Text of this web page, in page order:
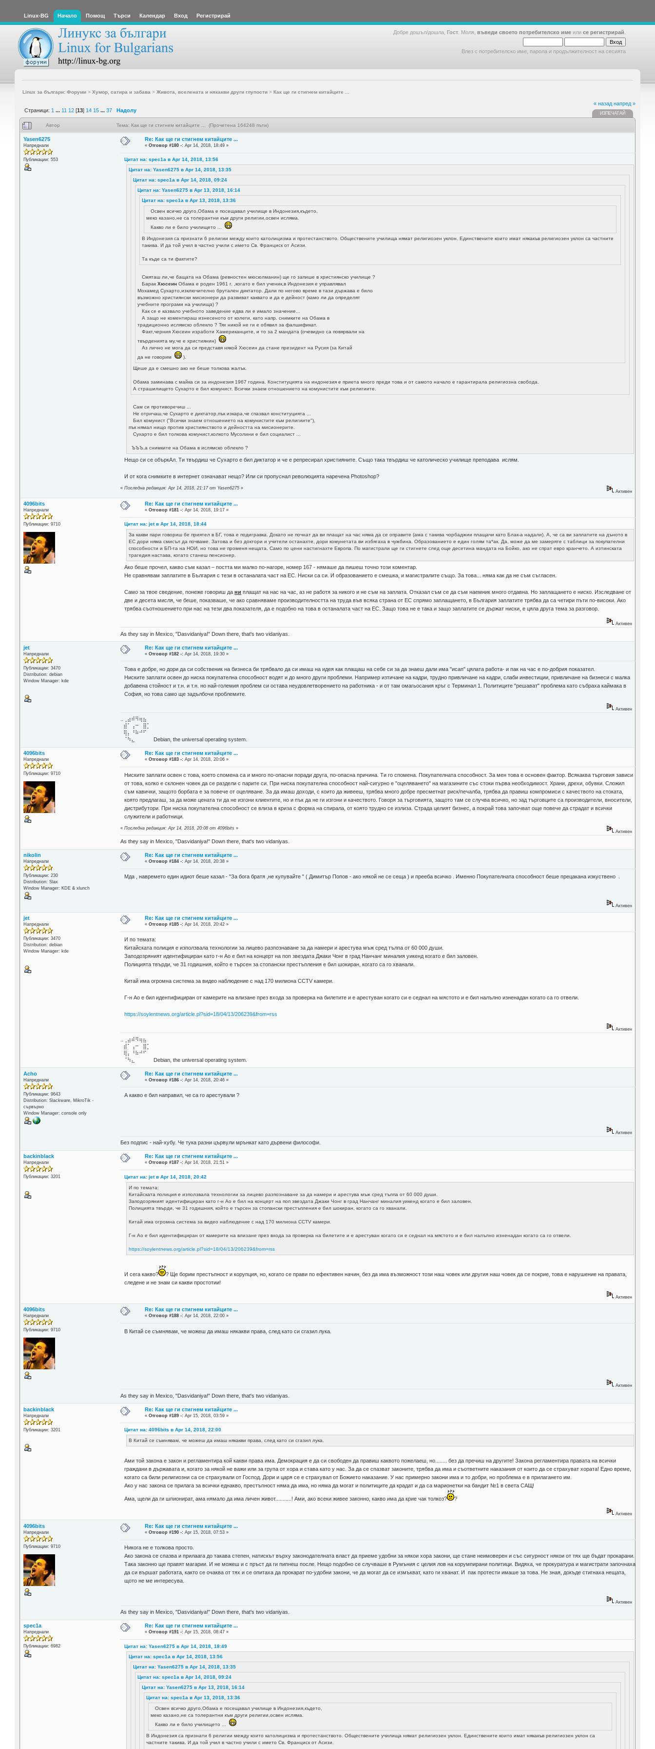
Linux-BG Начало Помощ Търси Календар Вход Регистрирай
Добре дошъл/дошла, Гост . Моля, въведи своето потребителско име или се регистрирай
Влез с потребителско име, парола и продължителност на сесията
Linux за българи: Форуми> Хумор, сатира и забава > Живота, вселената и някакви други глупости> Как ще ги стигнем китайците ...
Страници: 1 ... 11 12 [13] 14 15 ... 37 Надолу
« назад напред »
ИЗПЕЧАТАЙ
Автор Тема: Как ще ги стигнем китайците ... (Прочетена 164248 пъти)
Yasen6275
Напреднали
Публикации: 553
Re: Как ще ги стигнем китайците ...
«Отговор #180 -: Apr 14, 2018, 18:49 »
Цитат на: spec1a в Apr 14, 2018, 13:56
Цитат на: Yasen6275 в Apr 14, 2018, 13:35
Цитат на: spec1a в Apr 14, 2018, 09:24
Цитат на: Yasen6275 в Apr 13, 2018, 16:14
Цитат на: spec1a в Apr 13, 2018, 13:36
Освен всичко друго,Обама е посещавал училище в Индонезия,където,
меко казано,не са толерантни към други религии,освен исляма.
Какво ли е било училището ...
В Индонезия са признати 6 религии между които католицизма и протестанството. Обществените училища нямат религиозен уклон. Единствените които имат някакъв религиозен уклон са частните
такива. И да той учил в частно учили с името Св. Франциск от Асизи.
Та къде са ти фактите?
Смяташ ли,че бащата на Обама (ревностен мюсюлманин) ще го запише в християнско училище ?
БаракХюсеин Обама е роден 1961 г. ,когато е бил ученик,в Индонезия е управлявал
Мохамед Сухарто,изключително брутален диктатор. Дали по негово време в тази държава е било
възможно християнски мисионери да развиват каквато и да е дейност (камо ли да определят
учебните програми на училища) ?
Как се е казвало учебното заведение едва ли е имало значение...
А защо не коментираш изнесеното от колеги, като напр. снимките на Обама в
традиционно ислямско облекло ? Тях никой не ги е обявил за фалшификат.
Факт,черния Хюсеин изработи Хамериканците, и то за 2 мандата (очевидно са повярвали на
твърденията му,че е християнин)
Аз лично не мога да си представя някой Хюсеин да стане президент на Русия (за Китай
да не говорим
).
Щеше да е смешно ако не беше толкова жалък.
Обама заминава с майка си за индонезия 1967 година. Конституцията на индонезия e приета много преди това и от самото начало е гарантирала религиозна свобода.
А страшилището Сухарто е бил комунист. Всички знаем отношението на комунистите към религиите.
Сам си противоречиш ...
Не отричаш,че Сухарто е диктатор,пък изкара,че спазвал конституцията ...
Бил комунист ("Всички знаем отношението на комунистите към религиите"),
пък нямал нищо против християнството и дейността на мисионерите.
Сухарто е бил толкова комунист,колкото Мусолини е бил социалист ...
ЪЪЪ,а снимките на Обама в ислямско облекло ?
Нещо си се объркАл. Ти твърдиш че Сухарто е бил диктатор и че е репресирал християните. Също така твърдиш че католическо училище преподава ислям.
И от кога снимките в интернет означават нещо? Или си пропуснал революцията наречена Photoshop?
«Последна редакция: Apr 14, 2018, 21:17 от Yasen6275 »
Активен
4096bits
Напреднали
Публикации: 9710
Re: Как ще ги стигнем китайците ...
«Отговор #181 -: Apr 14, 2018, 19:17 »
Цитат на: jet в Apr 14, 2018, 18:44
За какви пари говориш бе приятел в БГ, това е подигравка. Докато не почнат да ви плащат на час няма да се оправите (ама с такива чорбаджии плащачи като Блак-а надали). А, че са ви заплатите на дъното в
ЕС дори няма смисъл да почваме. Затова и без доктори и учители останахте, дори комунетата ви избягаха в чужбина. Образованието е един голям та*ак. Да, може да ме замеряте с таблици за покупателни
способности и БП-та на НОИ, но това не променя нещата. Само по цени настигнахте Европа. По магистрали ще ги стигнете след още десетина мандата на Бойко, ако не спрат евро кранчето. А изтинската
трагедия настава, когато станеш пенсионер.
Ако беше прочел, какво съм казал – постта ми малко по-нагоре, номер 167 - нямаше да пишеш точно този коментар.
Не сравнявам заплатите в България с тези в останалата част на ЕС. Ниски са си. И образованието е смешка, и магистралите също. За това... няма как да не съм съгласен.
Само за твое сведение, понеже говориш дани плащат на нас на час, аз не работя за никого и не съм на заплата. Отказал съм се да съм наемник много отдавна. Но заплащането е ниско. Изследване от
две и десета мисля, че беше, показваше, че ако сравняваме производителността на труда във всяка страна от ЕС спрямо заплащането, в България заплатите трябва да са четири пъти по-високи. Ако
трябва съотношението при нас на тези два показателя, да е подобно на това в останалата част на ЕС. Защо това не е така и защо заплатите се държат ниски, е цяла друга тема за разговор.
Активен
As they say in Mexico, "Dasvidaniya!" Down there, that's two vidaniyas.
jet
Напреднали
Публикации: 3470
Distribution: debian
Window Manager: kde
Re: Как ще ги стигнем китайците ...
«Отговор #182 -: Apr 14, 2018, 19:30 »
Това е добре, но дори да си собственик на бизнеса би трябвало да си имаш на идея как плащаш на себе си за да знаеш дали има "исап" цялата работа- и пак на час е по-добрия показател.
Ниските заплати освен до ниска покупателна способност водят и до много други проблеми. Например изтичане на кадри, трудно привличане на кадри, слаби инвестиции, привличане на бизнеси с малка
добавена стойност и т.н. и т.н. но най-големия проблем си остава неудовлетворението на работника - и от там омагьосания кръг с Терминал 1. Политиците "решават" проблема като събраха каймака в
София, но това само ще задълбочи проблемите.
Активен
..⢀⣴⠾⠻⢶⣦⠀
⣾⠁⢠⠒⠀⣿⡁
⢿⡄⠘⠷⠚⠋
⠈⠳⣄⠀⠀⠀⠀ Debian, the universal operating system.
4096bits
Напреднали
Публикации: 9710
Re: Как ще ги стигнем китайците ...
«Отговор #183 -: Apr 14, 2018, 20:06 »
Ниските заплати освен с това, което спомена са и много по-опасни поради друга, по-опасна причина. Ти го спомена. Покупателната способност. За мен това е основен фактор. Всякаква търговия зависи
от това, колко е склонен човек да се раздели с парите си. При ниска покупателна способност най-сигурно е "оцеляването" на магазините със стоки първа необходимост. Храни, дрехи, обувки. Сложил
съм кавички, защото борбата е за повече от оцеляване. За да имаш доходи, с които да живееш, трябва много добре пресметнат риск/печалба, трябва да правиш компромиси с качеството на стоката,
която предлагаш, за да може цената ти да не изгони клиентите, но и пък да не ги изгони и качеството. Говоря за търговията, защото там се случва всичко, но зад търговците са производители, вносители,
дистрибутори. При ниска покупателна способност се влиза в криза с форма на спирала, от която трудно се излиза. Страда целият бизнес, а покрай това започват още повече да страдат и всички
служители и работници.
«Последна редакция: Apr 14, 2018, 20:08 от 4096bits »
Активен
As they say in Mexico, "Dasvidaniya!" Down there, that's two vidaniyas.
nikolin
Напреднали
Публикации: 230
Distribution: Slax
Window Manager: KDE & xlunch
Re: Как ще ги стигнем китайците ...
«Отговор #184 -: Apr 14, 2018, 20:38 »
Мда , навремето един идиот беше казал - "За бога братя ,не купувайте " ( Димитър Попов - ако някой не се сеща ) и прееба всичко . Именно Покупателната способност беше прецакана изкуствено .
Активен
jet
Напреднали
Публикации: 3470
Distribution: debian
Window Manager: kde
Re: Как ще ги стигнем китайците ...
«Отговор #185 -: Apr 14, 2018, 20:42 »
И по темата:
Китайската полиция е използвала технологии за лицево разпознаване за да намери и арестува мъж сред тълпа от 60 000 души.
Заподозряният идентифициран като г-н Ао е бил на концерт на поп звездата Джаки Чонг в град Нанчанг миналия уикенд когато е бил заловен.
Полицията твърди, че 31 годишния, който е търсен за стопански престъпления е бил шокиран, когато са го хванали.
Китай има огромна система за видео наблюдение с над 170 милиона CCTV камери.
Г-н Ао е бил идентифициран от камерите на влизане през входа за проверка на билетите и е арестуван когато си е седнал на мястото и е бил налълно изненадан когато са го отвели.
https://soylentnews.org/article.pl?sid=18/04/13/206239&from=rss
Активен
..⢀⣴⠾⠻⢶⣦⠀
⣾⠁⢠⠒⠀⣿⡁
⢿⡄⠘⠷⠚⠋
⠈⠳⣄⠀⠀⠀⠀ Debian, the universal operating system.
Acho
Напреднали
Публикации: 9643
Distribution: Slackware, MikroTik -
сървърно
Window Manager: console only
Re: Как ще ги стигнем китайците ...
«Отговор #186 -: Apr 14, 2018, 20:46 »
А какво е бил направил, че са го арестували ?
Активен
Без подпис - най-хубу. Че тука разни цървули мрънкат като дървени философи.
backinblack
Напреднали
Публикации: 3201
Re: Как ще ги стигнем китайците ...
«Отговор #187 -: Apr 14, 2018, 21:51 »
Цитат на: jet в Apr 14, 2018, 20:42
И по темата:
Китайската полиция е използвала технологии за лицево разпознаване за да намери и арестува мъж сред тълпа от 60 000 души.
Заподозряният идентифициран като г-н Ао е бил на концерт на поп звездата Джаки Чонг в град Нанчанг миналия уикенд когато е бил заловен.
Полицията твърди, че 31 годишния, който е търсен за стопански престъпления е бил шокиран, когато са го хванали.
Китай има огромна система за видео наблюдение с над 170 милиона CCTV камери.
Г-н Ао е бил идентифициран от камерите на влизане през входа за проверка на билетите и е арестуван когато си е седнал на мястото и е бил налълно изненадан когато са го отвели.
https://soylentnews.org/article.pl?sid=18/04/13/206239&from=rss
И сега какво?
? Ще борим престъпност и корупция, но, когато се прави по ефективен начин, без да има възможност този наш човек или другия наш човек да се покрие, това е нарушение на правата,
следене и не знам си какви простотии!
Активен
4096bits
Напреднали
Публикации: 9710
Re: Как ще ги стигнем китайците ...
«Отговор #188 -: Apr 14, 2018, 22:00 »
В Китай се съмнявам, че можеш да имаш някакви права, след като си сгазил лука.
Активен
As they say in Mexico, "Dasvidaniya!" Down there, that's two vidaniyas.
backinblack
Напреднали
Публикации: 3201
Re: Как ще ги стигнем китайците ...
«Отговор #189 -: Apr 15, 2018, 03:59 »
Цитат на: 4096bits в Apr 14, 2018, 22:00
В Китай се съмнявам, че можеш да имаш някакви права, след като си сгазил лука.
Ами той закона е закон и регламентира кой какви права има. Демокрация е да си свободен да правиш каквото пожелаеш, но........ без да пречиш на другите! Закона регламентира правата на всички
граждани в държавата и, когато за някой не важи или за група от хора и става като у нас. За да се спазват законите, трябва да има и съответните наказания от които да се страхуват хората! Едно време,
когато са били религиозни са се страхували от Господ. Дори и царя се е страхувал от Божието наказание. У нас примерно закони има и то добри, но проблема е в прилагането им.
Ако у нас закона се прилага за всички еднакво, престъпност няма да има, но няма да могат и политиците да крадат и да са марионетки на бандит №1 в света САЩ!
Ама, щели да ги шпионират, ама нямало да има личен живот...........! Ами, ако всеки живее законно, какво има да крие чак толкоз? ?
Активен
4096bits
Напреднали
Публикации: 9710
Re: Как ще ги стигнем китайците ...
«Отговор #190 -: Apr 15, 2018, 07:53 »
Никога не е толкова просто.
Ако закона се спазва и прилаага до такава степен, натискът върху законодателната власт да приеме удобни за някои хора закони, ще стане неимоверен и със сигурност някои от тях ще бъдат прокарани.
Така законно ще правят магарии. И не можеш и с пръст да ги пипнеш после. Нещо подобно се случваше в Румъния с целия лов на корумпирани политици. Видяха, че прокуратура и магистрати започнаха
да си вършат работата, както се очаква от тях и се опитаха да прокарат по-удобни закони, че да могат да се измъкват, като ги хванат. И пак протести имаше за това. Не зная, докъде стигнаха нещата,
щото не ме интересува.
Активен
As they say in Mexico, "Dasvidaniya!" Down there, that's two vidaniyas.
spec1a
Напреднали
Публикации: 6982
Re: Как ще ги стигнем китайците ...
«Отговор #191 -: Apr 15, 2018, 08:47 »
Цитат на: Yasen6275 в Apr 14, 2018, 18:49
Цитат на: spec1a в Apr 14, 2018, 13:56
Цитат на: Yasen6275 в Apr 14, 2018, 13:35
Цитат на: spec1a в Apr 14, 2018, 09:24
Цитат на: Yasen6275 в Apr 13, 2018, 16:14
Цитат на: spec1a в Apr 13, 2018, 13:36
Освен всичко друго,Обама е посещавал училище в Индонезия,където,
меко казано,не са толерантни към други религии,освен исляма.
Какво ли е било училището ...
В Индонезия са признати 6 религии между които католицизма и протестанството. Обществените училища нямат религиозен уклон. Единствените които имат някакъв религиозен уклон са
частните такива. И да той учил в частно учили с името Св. Франциск от Асизи.